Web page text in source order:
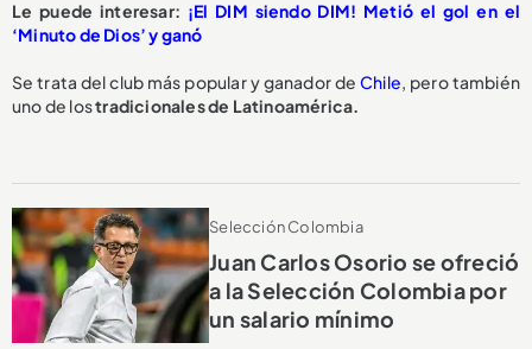
Le puede interesar: ¡El DIM siendo DIM! Metió el gol en el
‘Minuto de Dios’ y ganó
Se trata del club más popular y ganador de Chile, pero también
uno de lostradicionales de Latinoamérica.
Selección Colombia
Juan Carlos Osorio se ofreció
a la Selección Colombia por
un salario mínimo